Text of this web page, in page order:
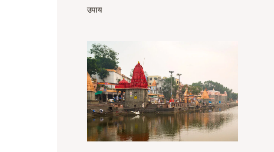
उपाय